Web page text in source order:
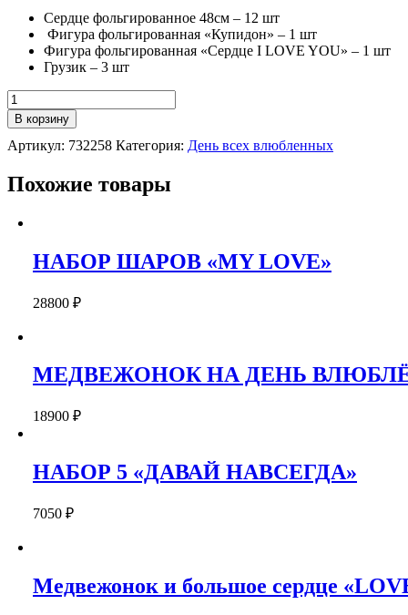
Сердце фольгированное 48см – 12 шт
Фигура фольгированная «Купидон» – 1 шт
Фигура фольгированная «Сердце I LOVE YOU» – 1 шт
Грузик – 3 шт
Количество
НАБОР
ВОЗДУШНЫХ
ШАРОВ
В корзину
Артикул: 732258 Категория: День всех влюбленных
Похожие товары
НАБОР ШАРОВ «MY LOVE»
28800 ₽
МЕДВЕЖОНОК НА ДЕНЬ
18900 ₽
НАБОР 5 «ДАВАЙ НАВСЕГДА»
7050 ₽
Медвежонок и большое сердце